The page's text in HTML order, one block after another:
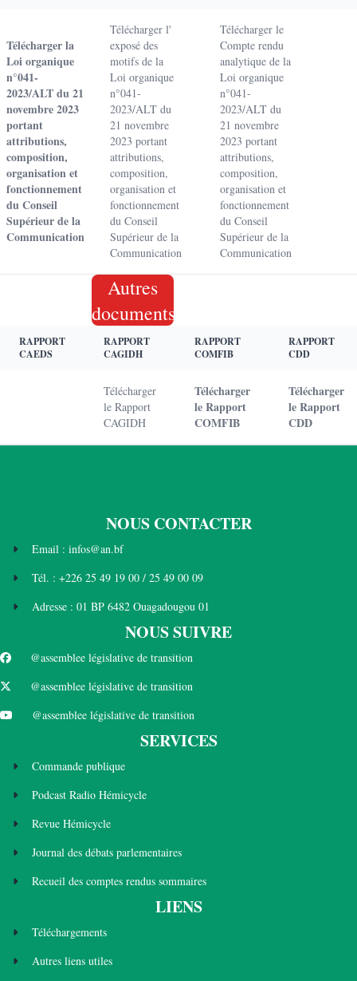
Télécharger la
Loi organique
n°041-
2023/ALT du 21
novembre 2023
portant
attributions,
composition,
organisation et
fonctionnement
du Conseil
Supérieur de la
Communication
Télécharger l'
exposé des
motifs de la
Loi organique
n°041-
2023/ALT du
21 novembre
2023 portant
attributions,
composition,
organisation et
fonctionnement
du Conseil
Supérieur de la
Communication
Télécharger le
Compte rendu
analytique de la
Loi organique
n°041-
2023/ALT du
21 novembre
2023 portant
attributions,
composition,
organisation et
fonctionnement
du Conseil
Supérieur de la
Communication
Autres
documents
RAPPORT
CAEDS
RAPPORT
CAGIDH
RAPPORT
COMFIB
RAPPORT
CDD
Télécharger
le Rapport
CAGIDH
Télécharger
le Rapport
COMFIB
Télécharger
le Rapport
CDD
NOUS CONTACTER
Email : infos@an.bf
Tél. : +226 25 49 19 00 / 25 49 00 09
Adresse : 01 BP 6482 Ouagadougou 01
NOUS SUIVRE
@assemblee législative de transition
@assemblee législative de transition
@assemblee législative de transition
SERVICES
Commande publique
Podcast Radio Hémicycle
Revue Hémicycle
Journal des débats parlementaires
Recueil des comptes rendus sommaires
LIENS
Téléchargements
Autres liens utiles